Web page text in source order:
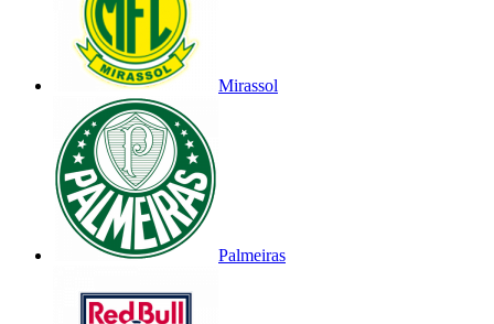
Mirassol
Palmeiras